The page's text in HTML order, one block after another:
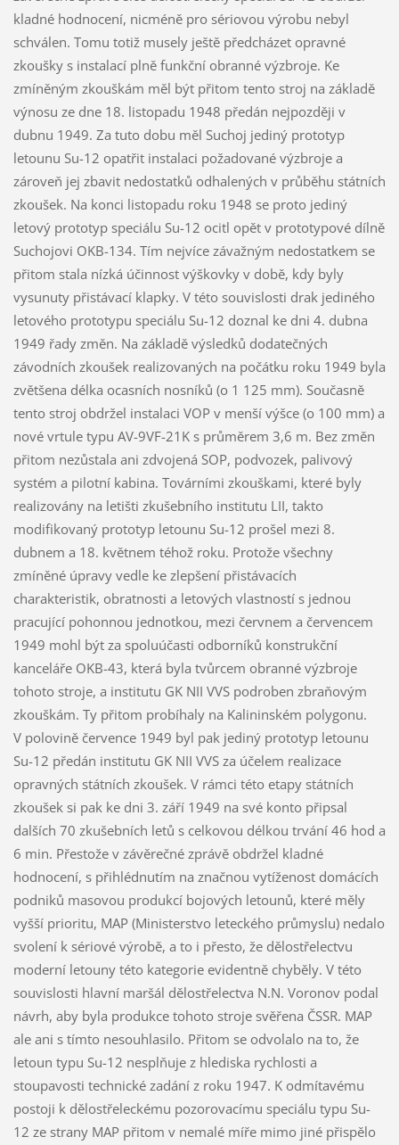
kladné hodnocení, nicméně pro sériovou výrobu nebyl
schválen. Tomu totiž musely ještě předcházet opravné
zkoušky s instalací plně funkční obranné výzbroje. Ke
zmíněným zkouškám měl být přitom tento stroj na základě
výnosu ze dne 18. listopadu 1948 předán nejpozději v
dubnu 1949. Za tuto dobu měl Suchoj jediný prototyp
letounu Su-12 opatřit instalaci požadované výzbroje a
zároveň jej zbavit nedostatků odhalených v průběhu státních
zkoušek. Na konci listopadu roku 1948 se proto jediný
letový prototyp speciálu Su-12 ocitl opět v prototypové dílně
Suchojovi OKB-134. Tím nejvíce závažným nedostatkem se
přitom stala nízká účinnost výškovky v době, kdy byly
vysunuty přistávací klapky. V této souvislosti drak jediného
letového prototypu speciálu Su-12 doznal ke dni 4. dubna
1949 řady změn. Na základě výsledků dodatečných
závodních zkoušek realizovaných na počátku roku 1949 byla
zvětšena délka ocasních nosníků (o 1 125 mm). Současně
tento stroj obdržel instalaci VOP v menší výšce (o 100 mm) a
nové vrtule typu AV-9VF-21K s průměrem 3,6 m. Bez změn
přitom nezůstala ani zdvojená SOP, podvozek, palivový
systém a pilotní kabina. Továrními zkouškami, které byly
realizovány na letišti zkušebního institutu LII, takto
modifikovaný prototyp letounu Su-12 prošel mezi 8.
dubnem a 18. květnem téhož roku. Protože všechny
zmíněné úpravy vedle ke zlepšení přistávacích
charakteristik, obratnosti a letových vlastností s jednou
pracující pohonnou jednotkou, mezi červnem a červencem
1949 mohl být za spoluúčasti odborníků konstrukční
kanceláře OKB-43, která byla tvůrcem obranné výzbroje
tohoto stroje, a institutu GK NII VVS podroben zbraňovým
zkouškám. Ty přitom probíhaly na Kalininském polygonu.
V polovině července 1949 byl pak jediný prototyp letounu
Su-12 předán institutu GK NII VVS za účelem realizace
opravných státních zkoušek. V rámci této etapy státních
zkoušek si pak ke dni 3. září 1949 na své konto připsal
dalších 70 zkušebních letů s celkovou délkou trvání 46 hod a
6 min. Přestože v závěrečné zprávě obdržel kladné
hodnocení, s přihlédnutím na značnou vytíženost domácích
podniků masovou produkcí bojových letounů, které měly
vyšší prioritu, MAP (Ministerstvo leteckého průmyslu) nedalo
svolení k sériové výrobě, a to i přesto, že dělostřelectvu
moderní letouny této kategorie evidentně chyběly. V této
souvislosti hlavní maršál dělostřelectva N.N. Voronov podal
návrh, aby byla produkce tohoto stroje svěřena ČSSR. MAP
ale ani s tímto nesouhlasilo. Přitom se odvolalo na to, že
letoun typu Su-12 nesplňuje z hlediska rychlosti a
stoupavosti technické zadání z roku 1947. K odmítavému
postoji k dělostřeleckému pozorovacímu speciálu typu Su-
12 ze strany MAP přitom v nemalé míře mimo jiné přispělo